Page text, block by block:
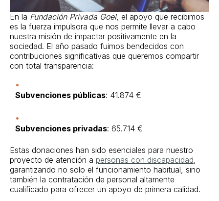
En la Fundación Privada Goel, el apoyo que recibimos
es la fuerza impulsora que nos permite llevar a cabo
nuestra misión de impactar positivamente en la
sociedad. El año pasado fuimos bendecidos con
contribuciones significativas que queremos compartir
con total transparencia:
Subvenciones públicas: 41.874 €
Subvenciones privadas: 65.714 €
Estas donaciones han sido esenciales para nuestro
proyecto de atención a personas con discapacidad
garantizando no solo el funcionamiento habitual, sino
también la contratación de personal altamente
cualificado para ofrecer un apoyo de primera calidad.